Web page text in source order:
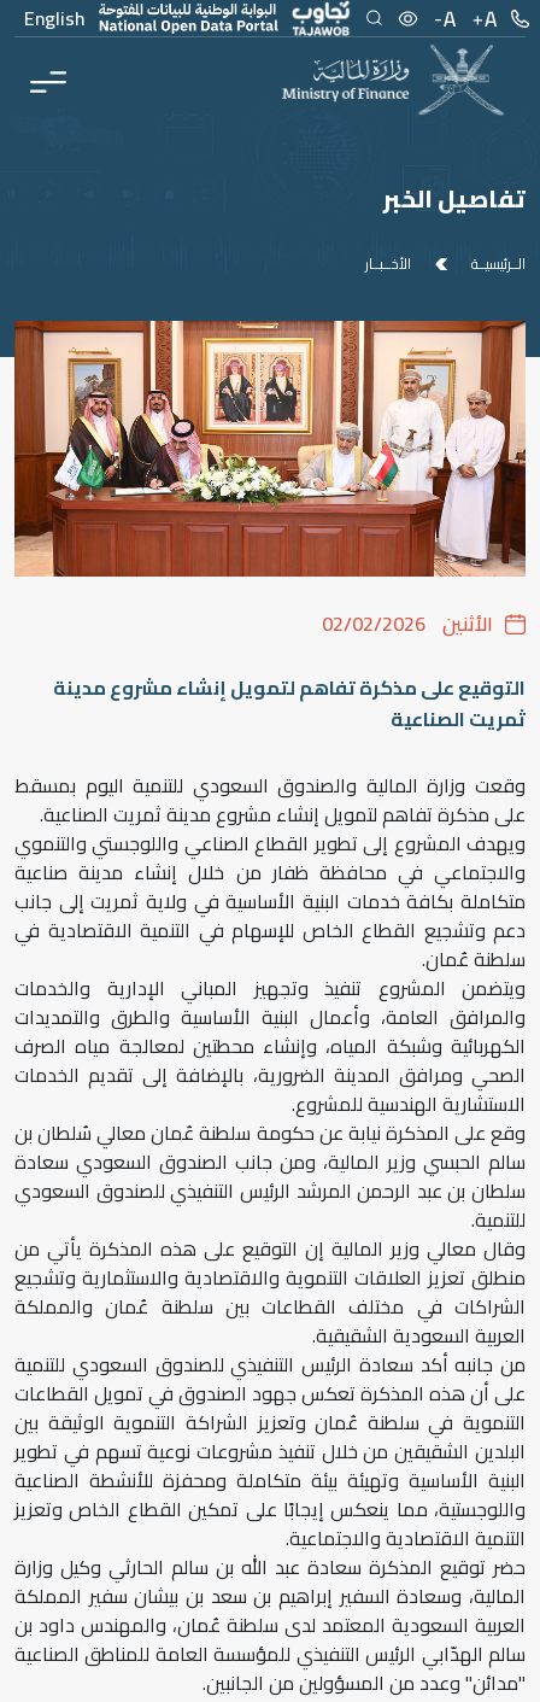
Menu
English Main Content
تفاصيل الخبر
الــرئيسيــة الأخــبــار
الأثنين 02/02/2026
التوقيع على مذكرة تفاهم لتمويل إنشاء مشروع مدينة
ثمريت الصناعية
وقعت وزارة المالية والصندوق السعودي للتنمية اليوم بمسقط
على مذكرة تفاهم لتمويل إنشاء مشروع مدينة ثمريت الصناعية.
ويهدف المشروع إلى تطوير القطاع الصناعي واللوجستي والتنموي
والاجتماعي في محافظة ظفار من خلال إنشاء مدينة صناعية
متكاملة بكافة خدمات البنية الأساسية في ولاية ثمريت إلى جانب
دعم وتشجيع القطاع الخاص للإسهام في التنمية الاقتصادية في
سلطنة عُمان.
ويتضمن المشروع تنفيذ وتجهيز المباني الإدارية والخدمات
والمرافق العامة، وأعمال البنية الأساسية والطرق والتمديدات
الكهربائية وشبكة المياه، وإنشاء محطتين لمعالجة مياه الصرف
الصحي ومرافق المدينة الضرورية، بالإضافة إلى تقديم الخدمات
الاستشارية الهندسية للمشروع.
وقع على المذكرة نيابة عن حكومة سلطنة عُمان معالي سُلطان بن
سالم الحبسي وزير المالية، ومن جانب الصندوق السعودي سعادة
سلطان بن عبد الرحمن المرشد الرئيس التنفيذي للصندوق السعودي
للتنمية.
وقال معالي وزير المالية إن التوقيع على هذه المذكرة يأتي من
منطلق تعزيز العلاقات التنموية والاقتصادية والاستثمارية وتشجيع
الشراكات في مختلف القطاعات بين سلطنة عُمان والمملكة
العربية السعودية الشقيقية.
من جانبه أكد سعادة الرئيس التنفيذي للصندوق السعودي للتنمية
على أن هذه المذكرة تعكس جهود الصندوق في تمويل القطاعات
التنموية في سلطنة عُمان وتعزيز الشراكة التنموية الوثيقة بين
البلدين الشقيقين من خلال تنفيذ مشروعات نوعية تسهم في تطوير
البنية الأساسية وتهيئة بيئة متكاملة ومحفزة للأنشطة الصناعية
واللوجستية، مما ينعكس إيجابًا على تمكين القطاع الخاص وتعزيز
التنمية الاقتصادية والاجتماعية.
حضر توقيع المذكرة سعادة عبد الله بن سالم الحارثي وكيل وزارة
المالية، وسعادة السفير إبراهيم بن سعد بن بيشان سفير المملكة
العربية السعودية المعتمد لدى سلطنة عُمان، والمهندس داود بن
سالم الهدّابي الرئيس التنفيذي للمؤسسة العامة للمناطق الصناعية
"مدائن" وعدد من المسؤولين من الجانبين.